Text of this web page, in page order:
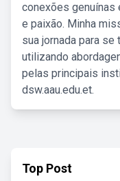
conexões genuínas
e paixão. Minha
sua jornada para se
utilizando
pelas principais
dsw.aau.edu.et.
Top Post